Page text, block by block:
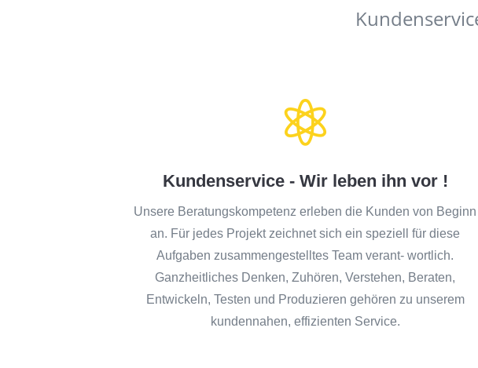

Kundenservice - Wir leben ihn vor !
Unsere Beratungskompetenz erleben die Kunden von Beginn
an. Für jedes Projekt zeichnet sich ein speziell für diese
Aufgaben zusammengestelltes Team verant- wortlich.
Ganzheitliches Denken, Zuhören, Verstehen, Beraten,
Entwickeln, Testen und Produzieren gehören zu unserem
kundennahen, effizienten Service.